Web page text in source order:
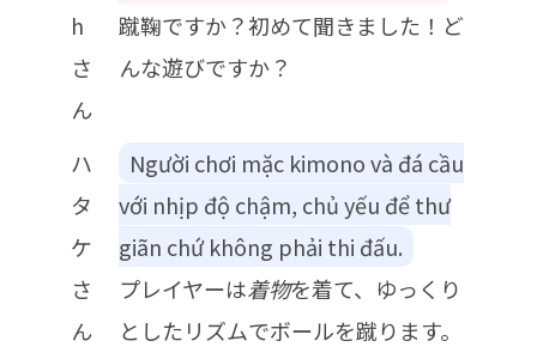
h
さ
ん
蹴鞠ですか？初めて聞きました！ど
んな遊びですか？
ハ
タ
ケ
さ
ん
Người chơi mặc kimono và đá cầu
với nhịp độ chậm, chủ yếu để thư
giãn chứ không phải thi đấu.
プレイヤーは着物を着て、ゆっくり
としたリズムでボールを蹴ります。